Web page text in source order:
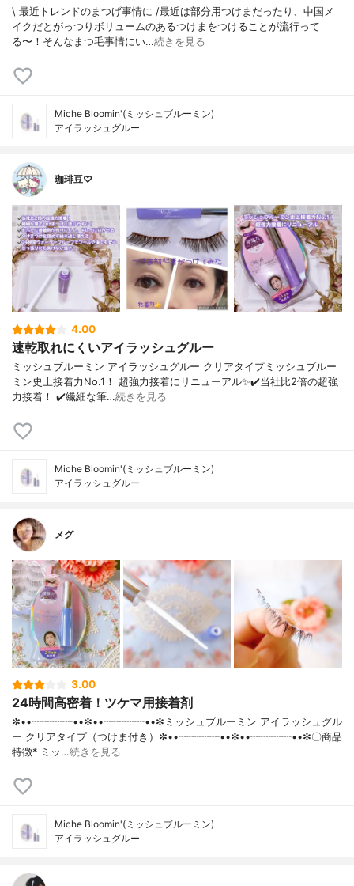
\ 最近トレンドのまつげ事情に /⁡最近は部分用つけまだったり、中国メ
イクだとがっつりボリュームのあるつけまをつけることが流行って
る〜！⁡⁡そんなまつ毛事情にい…続きを見る
Miche Bloomin'(ミッシュブルーミン)
アイラッシュグルー
珈琲豆♡
4.00
速乾取れにくいアイラッシュグルー
ミッシュブルーミン アイラッシュグルー クリアタイプミッシュブルー
ミン史上接着力No.1！ 超強力接着にリニューアル✨✔️当社比2倍の超強
力接着！ ✔️繊細な筆…続きを見る
Miche Bloomin'(ミッシュブルーミン)
アイラッシュグルー
メグ
3.00
24時間高密着！ツケマ用接着剤
✼••┈┈┈┈••✼••┈┈┈┈••✼ミッシュブルーミン アイラッシュグル
ー クリアタイプ（つけま付き）✼••┈┈┈┈••✼••┈┈┈┈••✼〇商品
特徴* ミッ…続きを見る
Miche Bloomin'(ミッシュブルーミン)
アイラッシュグルー